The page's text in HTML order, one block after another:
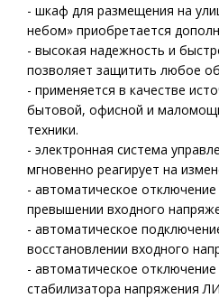
- шкаф для размещения на
небом» приобретается
- высокая надежность и
позволяет защитить любое
- применяется в качестве
бытовой, офисной и
техники.
- электронная система
мгновенно реагирует на
- автоматическое отключение
превышении входного
- автоматическое
восстановлении входного
- автоматическое отключение
стабилизатора напряжения